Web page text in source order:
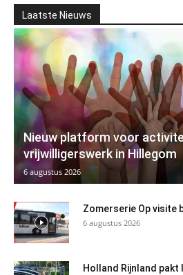
Laatste Nieuws
Nieuw platform voor
vrijwilligerswerk in Hillegom
6 augustus 2026
Zomerserie Op visite
6 augustus 2026
Holland Rijnland pakt